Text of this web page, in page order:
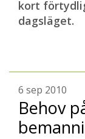
kort
dagsläget.
6 sep 2010
Behov